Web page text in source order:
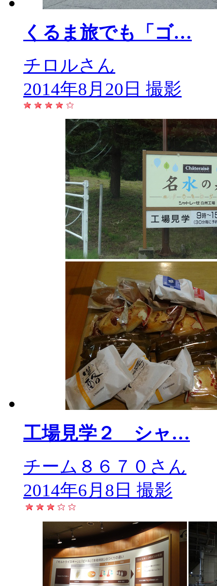
くるま旅でも「ゴ…
チロルさん
2014年8月20日 撮影
工場見学２ シャ…
チーム８６７０さん
2014年6月8日 撮影